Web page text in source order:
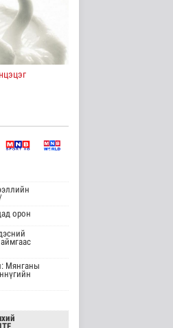
хөтөлбөр
өмнө
хот 2028
минутын өмнө
ажил..
минутын өмнө
COP1..
орон
Мянганы